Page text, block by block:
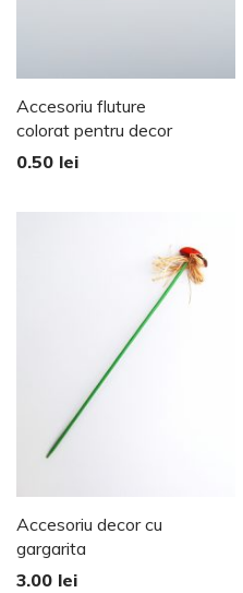
Accesoriu fluture
colorat pentru decor
0.50 lei
Accesoriu decor cu
gargarita
3.00 lei